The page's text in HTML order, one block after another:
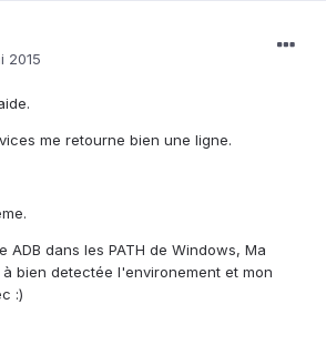
2015
me retourne bien une ligne.
ADB dans les PATH de Windows, Ma
bien detectée l'environement et mon
:)